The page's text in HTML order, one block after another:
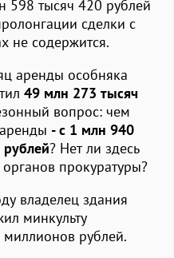
598 тысяч 420 рублей
сделки с
не содержится.
аренды особняка
49 млн 273 тысяч
вопрос: чем
- с 1 млн 940
? Нет ли здесь
прокуратуры?
владелец здания
минкульту
миллионов рублей.